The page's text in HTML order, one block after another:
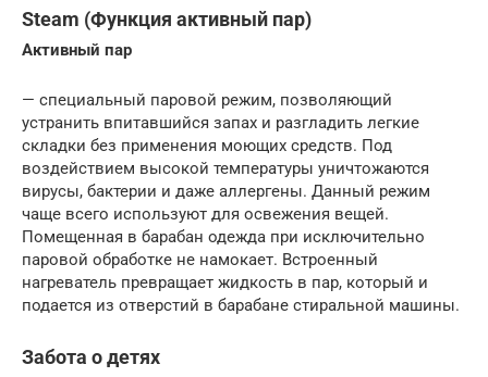
Steam (Функция активный пар)
Активный пар
— специальный паровой режим, позволяющий
устранить впитавшийся запах и разгладить легкие
складки без применения моющих средств. Под
воздействием высокой температуры уничтожаются
вирусы, бактерии и даже аллергены. Данный режим
чаще всего используют для освежения вещей.
Помещенная в барабан одежда при исключительно
паровой обработке не намокает. Встроенный
нагреватель превращает жидкость в пар, который и
подается из отверстий в барабане стиральной машины.
Забота о детях